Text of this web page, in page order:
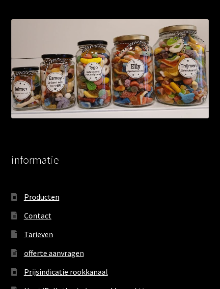
informatie
Producten
Contact
Tarieven
offerte aanvragen
Prijsindicatie rookkanaal